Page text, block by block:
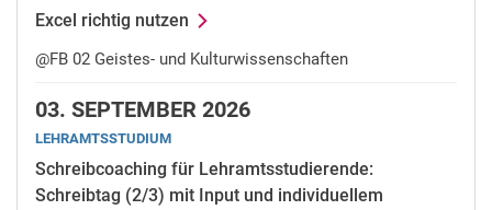
Excel richtig nutzen
@FB 02 Geistes- und Kulturwissenschaften
03. SEPTEMBER 2026
LEHRAMTSSTUDIUM
Schreibcoaching für Lehramtsstudierende:
Schreibtag (2/3) mit Input und individuellem